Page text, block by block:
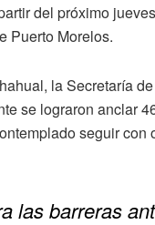
del próximo
Puerto Morelos.
la Secretaría
se lograron anclar
seguir con
las barreras